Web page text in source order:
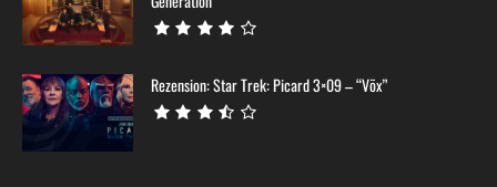
Rezension: Star Trek: Picard 3×09 – “Võx”